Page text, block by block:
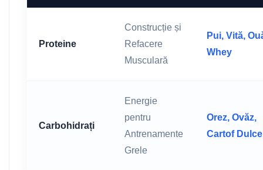
Proteine
Construcție și
Refacere
Musculară
Pui, Vită,
Whey
Carbohidrați
Energie
pentru
Antrenamente
Grele
Orez, Ovăz,
Cartof Dulce